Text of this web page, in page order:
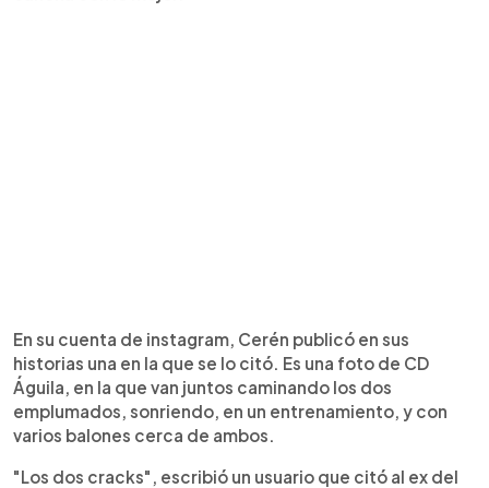
En su cuenta de instagram, Cerén publicó en sus
historias una en la que se lo citó. Es una foto de CD
Águila, en la que van juntos caminando los dos
emplumados, sonriendo, en un entrenamiento, y con
varios balones cerca de ambos.
"Los dos cracks", escribió un usuario que citó al ex del